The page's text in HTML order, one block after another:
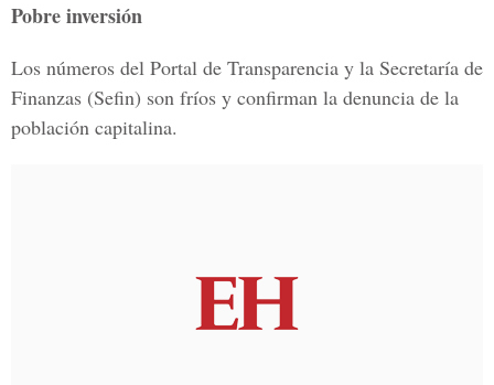
Pobre inversión
Los números del Portal de Transparencia y la Secretaría de
Finanzas (Sefin) son fríos y confirman la denuncia de la
población capitalina.